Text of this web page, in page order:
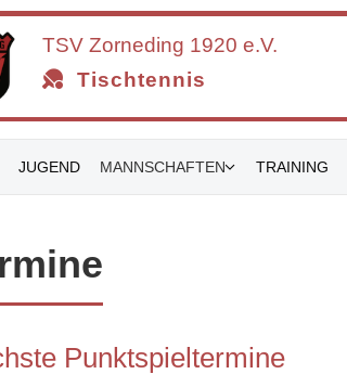
TSV Zorneding 1920 e.V.
Tischtennis
JUGEND MANNSCHAFTEN TRAINING
Punktspieltermine